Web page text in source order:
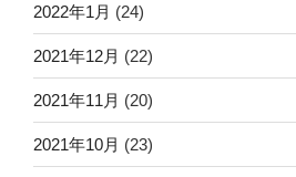
2022年1月 (24)
2021年12月 (22)
2021年11月 (20)
2021年10月 (23)